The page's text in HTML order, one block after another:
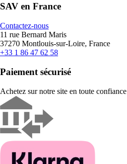
SAV en France
Contactez-nous
11 rue Bernard Maris
37270 Montlouis-sur-Loire, France
+33 1 86 47 62 58
Paiement sécurisé
Achetez sur notre site en toute confiance